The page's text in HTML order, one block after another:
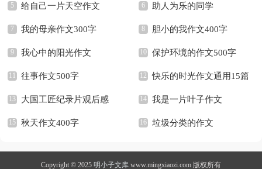
给自己一片天空作文 助人为乐的同学
我的母亲作文300字 胆小的我作文400字
我心中的阳光作文 保护环境的作文500字
往事作文500字 快乐的时光作文通用15篇
大国工匠纪录片观后感 我是一片叶子作文
秋天作文400字 垃圾分类的作文
Copyright © 2025 明小子文库 www.mingxiaozi.com 版权所有